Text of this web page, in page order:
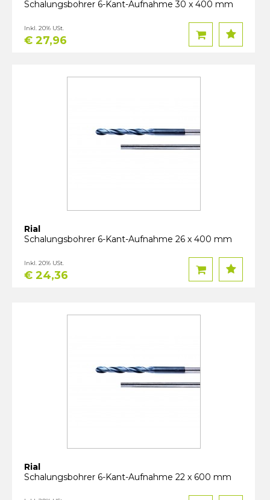
Schalungsbohrer 6-Kant-Aufnahme 30 x 400 mm
€ 27,96
Inkl. 20% USt.
Rial
Schalungsbohrer 6-Kant-Aufnahme 26 x 400 mm
€ 24,36
Inkl. 20% USt.
Rial
Schalungsbohrer 6-Kant-Aufnahme 22 x 600 mm